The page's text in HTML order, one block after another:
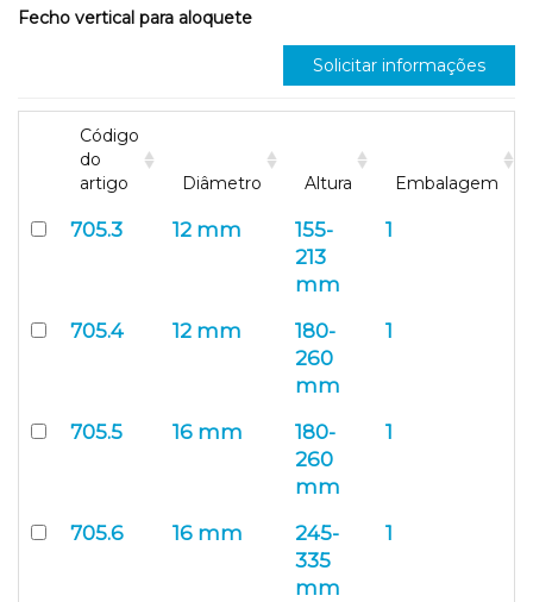
Fecho vertical para aloquete
Solicitar informações
Código
do
artigo
Diâmetro Altura Embalagem
705.3 12 mm
155-
213
mm
1
705.4 12 mm
180-
260
mm
1
705.5 16 mm
180-
260
mm
1
705.6 16 mm
245-
335
mm
1